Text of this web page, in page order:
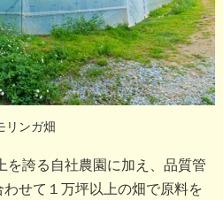
リンガ畑
を誇る自社農園に加え、品質管
せて１万坪以上の畑で原料を